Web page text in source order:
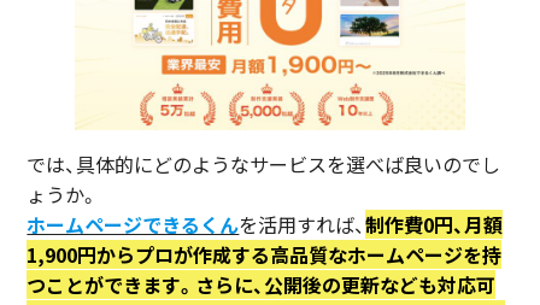
では、具体的にどのようなサービスを選べば良いのでし
ょうか。
ホームページできるくんを活用すれば、制作費0円、月額
1,900円からプロが作成する高品質なホームページを持
つことができます。さらに、公開後の更新なども対応可